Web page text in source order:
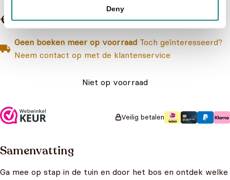
Deny
€ 9,99
Geen boeken meer op voorraad Toch geïnteresseerd?
Neem contact op met de klantenservice
Niet op voorraad
Veilig betalen
Samenvatting
Ga mee op stap in de tuin en door het bos en ontdek welke